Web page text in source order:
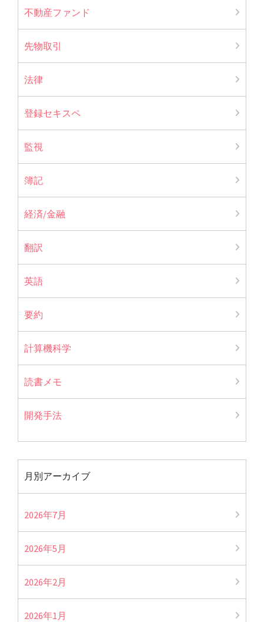
不動産ファンド
先物取引
法律
登録セキスペ
監視
簿記
経済/金融
翻訳
英語
要約
計算機科学
読書メモ
開発手法
月別アーカイブ
2026年7月
2026年5月
2026年2月
2026年1月